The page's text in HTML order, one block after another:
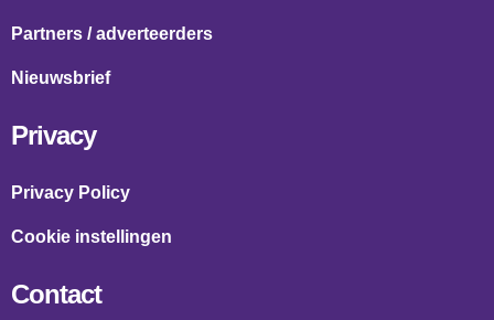
Partners / adverteerders
Nieuwsbrief
Privacy
Privacy Policy
Cookie instellingen
Contact